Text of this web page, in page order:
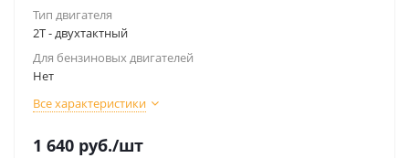
Тип двигателя
2Т - двухтактный
Для бензиновых двигателей
Нет
Все характеристики
1 640 руб./шт